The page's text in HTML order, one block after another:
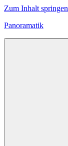
Zum Inhalt springen
Panoramatik